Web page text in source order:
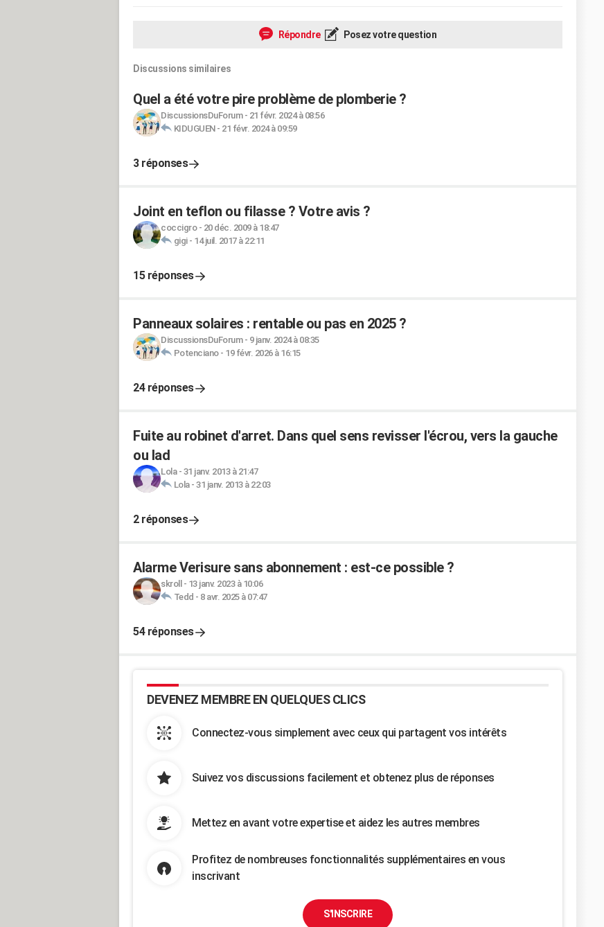
Répondre Posez votre question
Discussions similaires
Quel a été votre pire problème de plomberie ?
DiscussionsDuForum- 21 févr. 2024 à 08:56
KIDUGUEN- 21 févr. 2024 à 09:59
3 réponses
Joint en teflon ou filasse ? Votre avis ?
coccigro- 20 déc. 2009 à 18:47
gigi- 14 juil. 2017 à 22:11
15 réponses
Panneaux solaires : rentable ou pas en 2025 ?
DiscussionsDuForum- 9 janv. 2024 à 08:35
Potenciano- 19 févr. 2026 à 16:15
24 réponses
Fuite au robinet d'arret. Dans quel sens revisser l'écrou, vers la gauche
ou lad
Lola- 31 janv. 2013 à 21:47
Lola- 31 janv. 2013 à 22:03
2 réponses
Alarme Verisure sans abonnement : est-ce possible ?
skroll - 13 janv. 2023 à 10:06
Tedd - 8 avr. 2025 à 07:47
54 réponses
DEVENEZ MEMBRE EN QUELQUES CLICS
Connectez-vous simplement avec ceux qui partagent vos intérêts
Suivez vos discussions facilement et obtenez plus de réponses
Mettez en avant votre expertise et aidez les autres membres
Profitez de nombreuses fonctionnalités supplémentaires en vous
inscrivant
S'INSCRIRE